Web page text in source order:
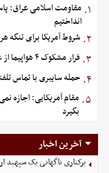
۱. مقاومت اسلامی عراق:
انداختیم
۲. شروط آمریکا برای تنگه
۳. فرار مشکوک ۴ هواپیما از عربستان
۴. حمله سایبری با تماس
۵. مقام آمریکایی: اجازه
بگیرد
آخرین اخبار
برکناری ناگهانی یک سپهبد